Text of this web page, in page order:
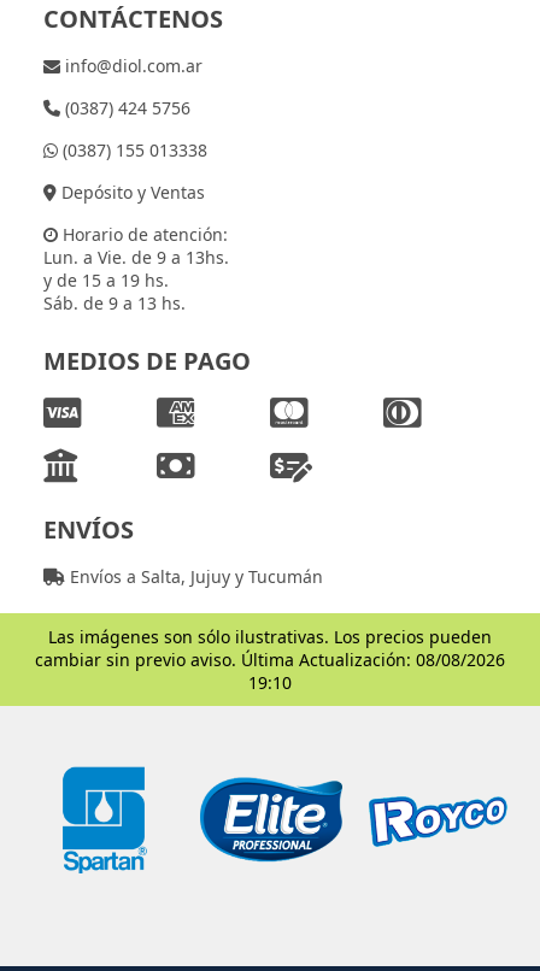
CONTÁCTENOS
info@diol.com.ar
(0387) 424 5756
(0387) 155 013338
Depósito y Ventas
Horario de atención:
Lun. a Vie. de 9 a 13hs.
y de 15 a 19 hs.
Sáb. de 9 a 13 hs.
MEDIOS DE PAGO
ENVÍOS
Envíos a Salta, Jujuy y Tucumán
Las imágenes son sólo ilustrativas. Los precios pueden
cambiar sin previo aviso. Última Actualización: 08/08/2026
19:10